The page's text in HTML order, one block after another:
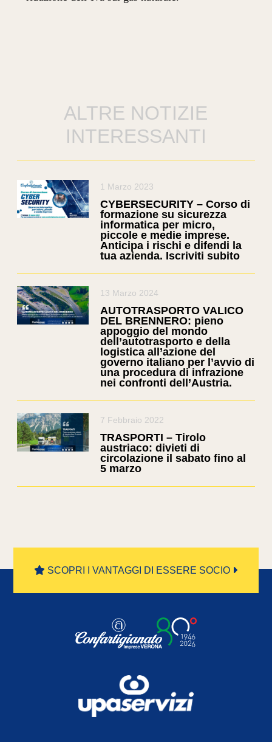
ALTRE NOTIZIE
INTERESSANTI
1 Marzo 2023
CYBERSECURITY – Corso di
formazione su sicurezza
informatica per micro,
piccole e medie imprese.
Anticipa i rischi e difendi la
tua azienda. Iscriviti subito
13 Marzo 2024
AUTOTRASPORTO VALICO
DEL BRENNERO: pieno
appoggio del mondo
dell’autotrasporto e della
logistica all’azione del
governo italiano per l’avvio di
una procedura di infrazione
nei confronti dell’Austria.
7 Febbraio 2022
TRASPORTI – Tirolo
austriaco: divieti di
circolazione il sabato fino al
5 marzo
SCOPRI I VANTAGGI DI ESSERE SOCIO